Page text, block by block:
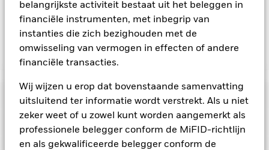
belangrijkste activiteit bestaat uit het beleggen in
financiële instrumenten, met inbegrip van
instanties die zich bezighouden met de
omwisseling van vermogen in effecten of andere
financiële transacties.
Wij wijzen u erop dat bovenstaande samenvatting
uitsluitend ter informatie wordt verstrekt. Als u niet
zeker weet of u zowel kunt worden aangemerkt als
professionele belegger conform de MiFID-richtlijn
en als gekwalificeerde belegger conform de
exploitatiekosten van het Fonds niet verhoogt, is deze niet in
de lopende kosten opgenomen.
Risicometer
Performance